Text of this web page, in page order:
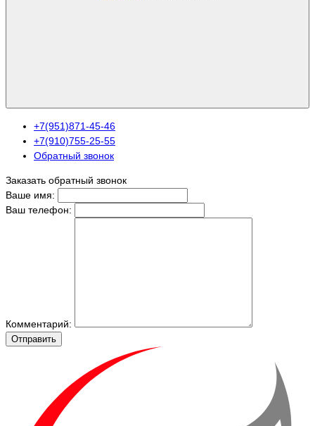
+7(951)871-45-46
+7(910)755-25-55
Обратный звонок
Заказать обратный звонок
Ваше имя:
Ваш телефон:
Комментарий:
Отправить